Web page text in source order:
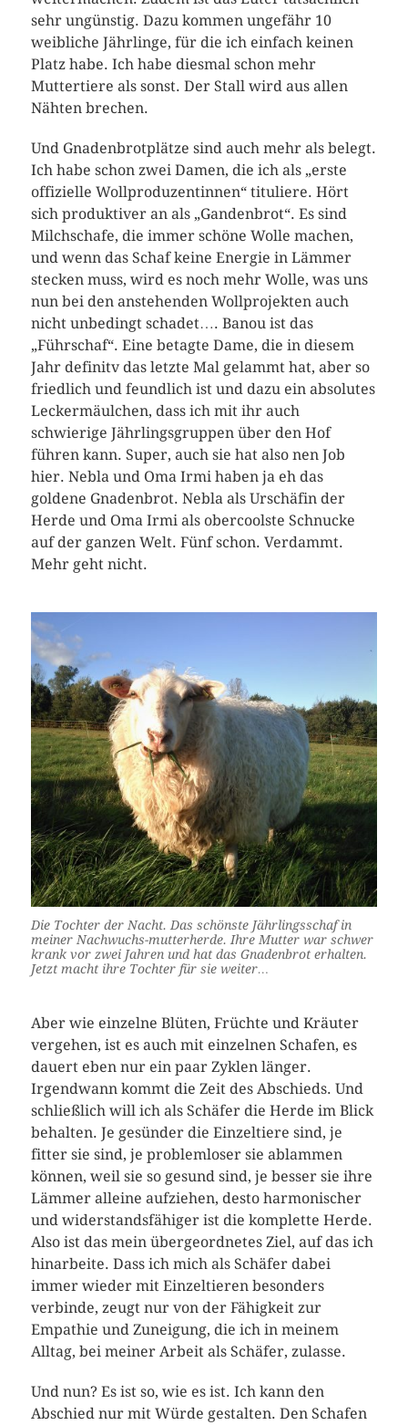
sehr ungünstig. Dazu kommen ungefähr 10
weibliche Jährlinge, für die ich einfach keinen
Platz habe. Ich habe diesmal schon mehr
Muttertiere als sonst. Der Stall wird aus allen
Nähten brechen.
Und Gnadenbrotplätze sind auch mehr als belegt.
Ich habe schon zwei Damen, die ich als „erste
offizielle Wollproduzentinnen“ tituliere. Hört
sich produktiver an als „Gandenbrot“. Es sind
Milchschafe, die immer schöne Wolle machen,
und wenn das Schaf keine Energie in Lämmer
stecken muss, wird es noch mehr Wolle, was uns
nun bei den anstehenden Wollprojekten auch
nicht unbedingt schadet…. Banou ist das
„Führschaf“. Eine betagte Dame, die in diesem
Jahr definitv das letzte Mal gelammt hat, aber so
friedlich und feundlich ist und dazu ein absolutes
Leckermäulchen, dass ich mit ihr auch
schwierige Jährlingsgruppen über den Hof
führen kann. Super, auch sie hat also nen Job
hier. Nebla und Oma Irmi haben ja eh das
goldene Gnadenbrot. Nebla als Urschäfin der
Herde und Oma Irmi als obercoolste Schnucke
auf der ganzen Welt. Fünf schon. Verdammt.
Mehr geht nicht.
Die Tochter der Nacht. Das schönste Jährlingsschaf in
meiner Nachwuchs-mutterherde. Ihre Mutter war schwer
krank vor zwei Jahren und hat das Gnadenbrot erhalten.
Jetzt macht ihre Tochter für sie weiter…
Aber wie einzelne Blüten, Früchte und Kräuter
vergehen, ist es auch mit einzelnen Schafen, es
dauert eben nur ein paar Zyklen länger.
Irgendwann kommt die Zeit des Abschieds. Und
schließlich will ich als Schäfer die Herde im Blick
behalten. Je gesünder die Einzeltiere sind, je
fitter sie sind, je problemloser sie ablammen
können, weil sie so gesund sind, je besser sie ihre
Lämmer alleine aufziehen, desto harmonischer
und widerstandsfähiger ist die komplette Herde.
Also ist das mein übergeordnetes Ziel, auf das ich
hinarbeite. Dass ich mich als Schäfer dabei
immer wieder mit Einzeltieren besonders
verbinde, zeugt nur von der Fähigkeit zur
Empathie und Zuneigung, die ich in meinem
Alltag, bei meiner Arbeit als Schäfer, zulasse.
Und nun? Es ist so, wie es ist. Ich kann den
Abschied nur mit Würde gestalten. Den Schafen